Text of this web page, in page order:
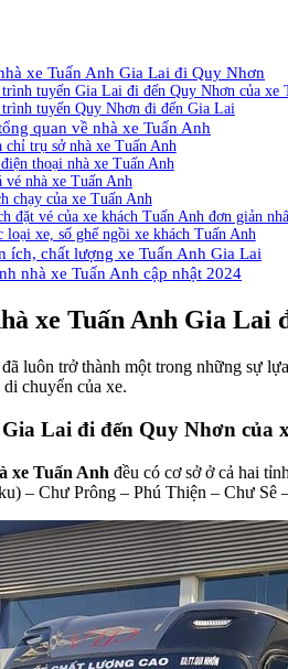
xe Tuấn Anh Gia Lai đi Quy Nhơn
tuyến Gia Lai đi đến Quy Nhơn của xe
tuyến Quy Nhơn đi đến Gia Lai
quan về nhà xe Tuấn Anh
chỉ trụ sở nhà xe Tuấn Anh
thoại nhà xe Tuấn Anh
vé nhà xe Tuấn Anh
chạy của xe Tuấn Anh
đặt vé của xe khách Tuấn Anh đơn giản
loại xe, số ghế ngồi xe khách Tuấn Anh
ích, chất lượng xe Tuấn Anh Gia Lai
nhà xe Tuấn Anh cập nhật 2024
xe Tuấn Anh Gia Lai
đã luôn trở thành một trong những sự
chuyển của xe.
Lai đi đến Quy Nhơn của
xe Tuấn Anh đều có cơ sở ở cả hai
– Chư Prông – Phú Thiện – Chư